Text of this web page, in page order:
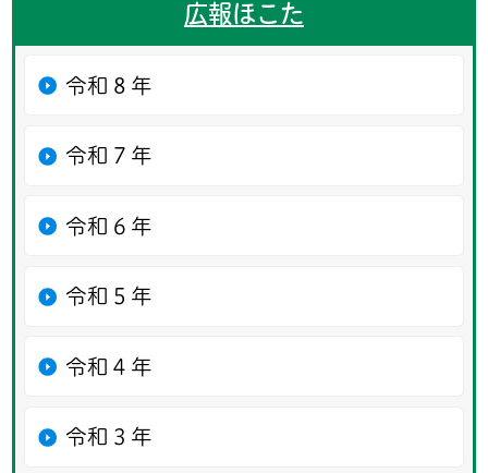
広報ほこた
令和８年
令和７年
令和６年
令和５年
令和４年
令和３年